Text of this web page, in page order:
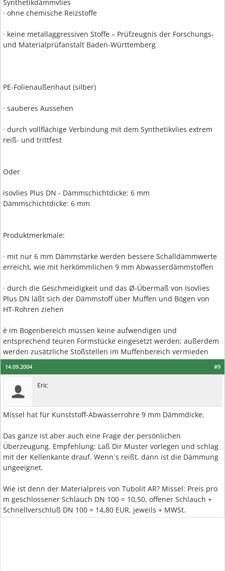
Synthetikdämmvlies
· ohne chemische Reizstoffe
· keine metallaggressiven Stoffe – Prüfzeugnis der Forschungs-
und Materialprüfanstalt Baden-Württemberg
PE-Folienaußenhaut (silber)
· sauberes Aussehen
· durch vollflächige Verbindung mit dem Synthetikvlies extrem
reiß- und trittfest
Oder
isovlies Plus DN - Dämmschichtdicke: 6 mm
Dämmschichtdicke: 6 mm
Produktmerkmale:
· mit nur 6 mm Dämmstärke werden bessere Schalldämmwerte
erreicht, wie mit herkömmlichen 9 mm Abwasserdämmstoffen
· durch die Geschmeidigkeit und das Ø-Übermaß von Isovlies
Plus DN läßt sich der Dämmstoff über Muffen und Bögen von
HT-Rohren ziehen
è im Bogenbereich müssen keine aufwendigen und
entsprechend teuren Formstücke eingesetzt werden; außerdem
werden zusätzliche Stoßstellen im Muffenbereich vermieden
#9
14.09.2004
Eric
Missel hat für Kunststoff-Abwasserrohre 9 mm Dämmdicke.
Das ganze ist aber auch eine Frage der persönlichen
Überzeugung. Empfehlung: Laß Dir Muster vorlegen und schlag
mit der Kellenkante drauf. Wenn`s reißt, dann ist die Dämmung
ungeeignet.
Wie ist denn der Materialpreis von Tubolit AR? Missel: Preis pro
m geschlossener Schlauch DN 100 = 10,50, offener Schlauch +
Schnellverschluß DN 100 = 14,80 EUR, jeweils + MWSt.